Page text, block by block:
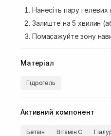
Нанесіть пару
Залиште на 5 хвилин
Помасажуйте зону
Матеріал
Гідрогель
Активний компонент
Бетаїн Вітамін C